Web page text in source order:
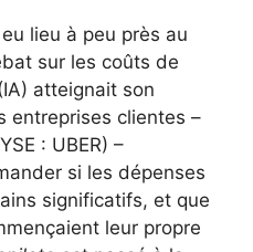
lieu à peu près au
sur les coûts de
atteignait son
entreprises clientes –
: UBER) –
si les dépenses
significatifs, et que
leur propre